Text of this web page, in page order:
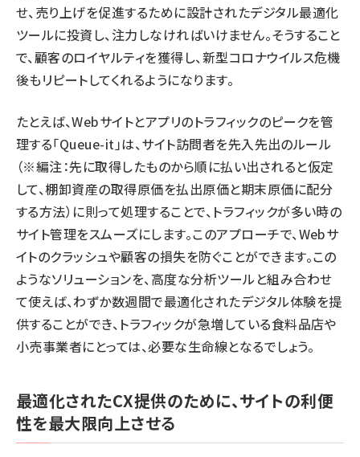
せ、売り上げを促進するために設計されたデジタル最適化
ツールに投資し、注力しなければいけません。そうすること
で、顧客のロイヤルティを獲得し、新型コロナウイルス危機
後もリピートしてくれるようになります。
たとえば、Webサイトとアプリのトラフィックのピークを管
理する「Queue-it」は、サイト訪問者を先入先出のルール
（※編注：先に取得したものから順に払い出されると仮定
して、棚卸資産の取得原価を払出原価と期末原価に配分
する方法）に則って処理することで、トラフィックが多い時の
サイト管理をスムーズにします。このアプローチで、Webサ
イトのクラッシュや顧客の損失を防ぐことができます。この
ようなソリューションを、高度な分析ツールと組み合わせ
て使えば、わずか数週間で最適化されたデジタル体験を提
供することができ、トラフィックが急増している食料品店や
小売事業者にとっては、必要な生命線となるでしょう。
最適化されたCX提供のために、サイトの利便
性を最大限向上させる